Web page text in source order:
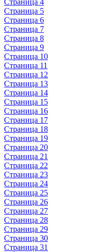
Страница 5
Страница 6
Страница 7
Страница 8
Страница 9
Страница 10
Страница 11
Страница 12
Страница 13
Страница 14
Страница 15
Страница 16
Страница 17
Страница 18
Страница 19
Страница 20
Страница 21
Страница 22
Страница 23
Страница 24
Страница 25
Страница 26
Страница 27
Страница 28
Страница 29
Страница 30
Страница 31